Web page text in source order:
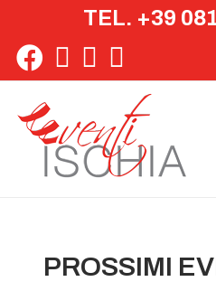
TEL. +39
PROSSIMI